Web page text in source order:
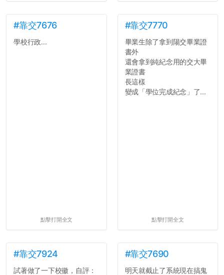
#靠交7676
學校行政...
點擊打開全文
#靠交7770
畢業生除了拿到陽交畢業證
書外
還會拿到純紀念用的交大畢
業證書
長這樣
變成「學位完成紀念」了...
點擊打開全文
#靠交7924
試著做了一下校徽，自評：
#靠交7690
明天就截止了系統現在搞鬼